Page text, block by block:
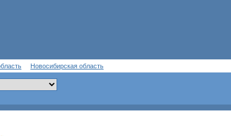
Новосибирская область